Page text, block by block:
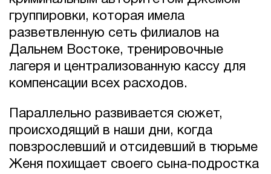
группировки, которая имела
разветвленную сеть филиалов на
Дальнем Востоке, тренировочные
лагеря и централизованную кассу для
компенсации всех расходов.
Параллельно развивается сюжет,
происходящий в наши дни, когда
повзрослевший и отсидевший в тюрьме
Женя похищает своего сына-подростка